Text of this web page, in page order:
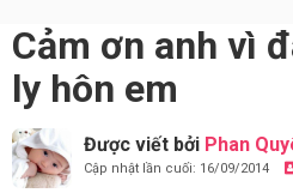
Cảm ơn anh vì
ly hôn em
Được viết bởi Phan
Cập nhật lần cuối: 16/09/2014